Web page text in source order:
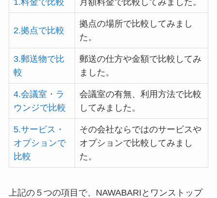
1.料金で比較 月額料金で比較してみました。
2.拠点で比較
拠点の場所で比較してみまし
た。
3.郵送物で比
較
郵送の仕方や金額で比較してみ
ました。
4.会議室・ラ
ウンジで比較
会議室の有無、利用方法で比較
してみました。
5.サービス・
オプションで
比較
その会社ならではのサービスや
オプションで比較してみまし
た。
上記の５つの項目で、NAWABARIとワンストップ